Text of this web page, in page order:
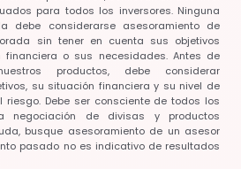
para todos los inversores. Ninguna
debe considerarse asesoramiento de
sin tener en cuenta sus objetivos
financiera o sus necesidades. Antes de
productos, debe considerar
su situación financiera y su nivel de
riesgo. Debe ser consciente de todos los
negociación de divisas y productos
busque asesoramiento de un asesor
pasado no es indicativo de resultados